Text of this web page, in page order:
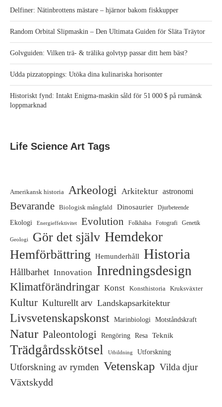
Delfiner: Nätinbrottens mästare – hjärnor bakom fiskkupper
Random Orbital Slipmaskin – Den Ultimata Guiden för Släta Träytor
Golvguiden: Vilken trä- & trälika golvtyp passar ditt hem bäst?
Udda pizzatoppings: Utöka dina kulinariska horisonter
Historiskt fynd: Intakt Enigma‑maskin såld för 51 000 $ på rumänsk
loppmarknad
Life Science Art Tags
Amerikansk historia Arkeologi Arkitektur astronomi
Bevarande Biologisk mångfald Dinosaurier Djurbeteende
Ekologi Energieffektivitet Evolution Folkhälsa Fotografi Genetik
Geologi Gör det själv Hemdekor
Hemförbättring Hemunderhåll Historia
Hållbarhet Innovation Inredningsdesign
Klimatförändringar Konst Konsthistoria Kruksväxter
Kultur Kulturellt arv Landskapsarkitektur
Livsvetenskapskonst Marinbiologi Motståndskraft
Natur Paleontologi Rengöring Resa Teknik
Trädgårdsskötsel Utbildning Utforskning
Utforskning av rymden Vetenskap Vilda djur
Växtskydd